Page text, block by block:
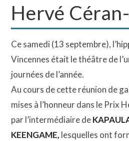
Hervé
Ce samedi (13 septembre),
Vincennes était le théâtre de
journées de l’année.
Au cours de cette réunion de
mises à l’honneur dans le Prix
par l’intermédiaire de
KEENGAME, lesquelles ont